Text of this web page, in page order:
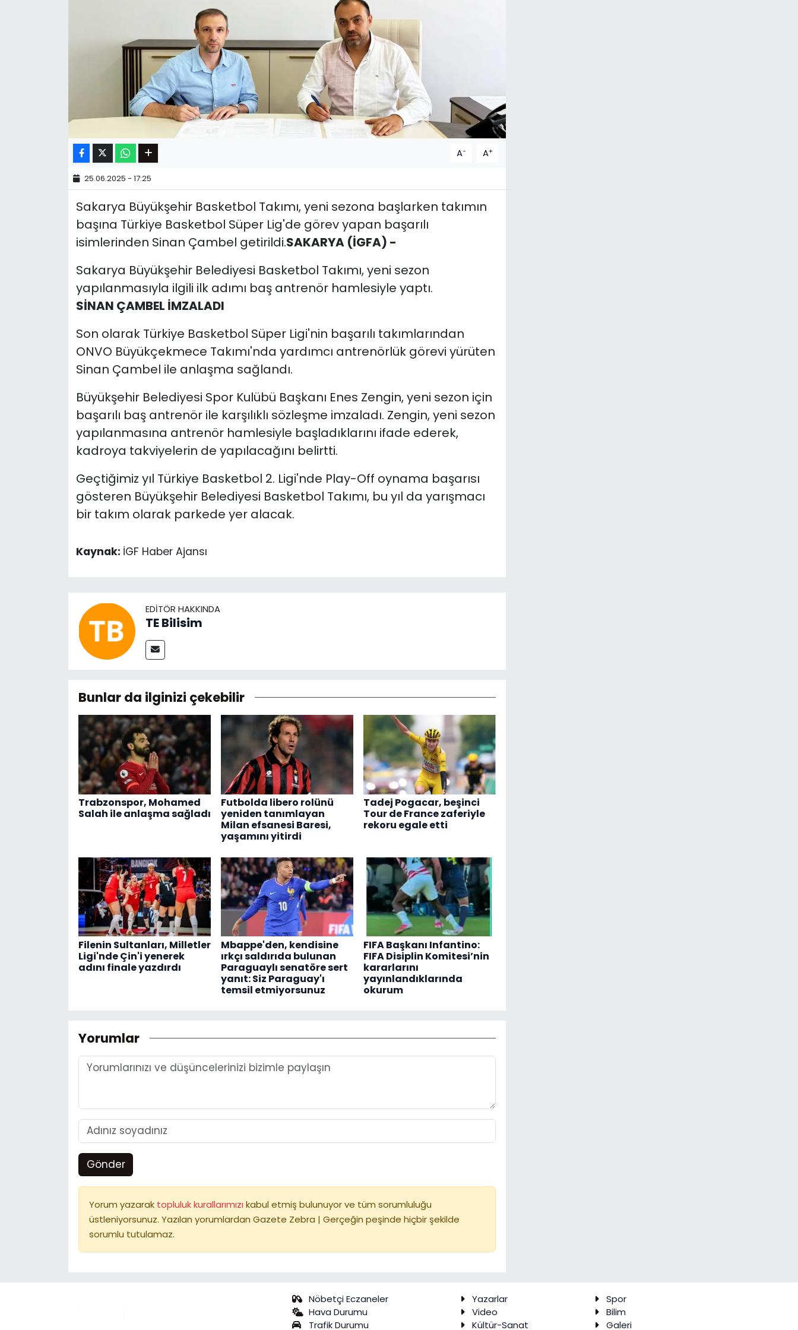
A- A+
25.06.2025 - 17:25
Sakarya Büyükşehir Basketbol Takımı, yeni sezona başlarken takımın
başına Türkiye Basketbol Süper Lig'de görev yapan başarılı
isimlerinden Sinan Çambel getirildi.SAKARYA (İGFA) -
Sakarya Büyükşehir Belediyesi Basketbol Takımı, yeni sezon
yapılanmasıyla ilgili ilk adımı baş antrenör hamlesiyle yaptı.
SİNAN ÇAMBEL İMZALADI
Son olarak Türkiye Basketbol Süper Ligi'nin başarılı takımlarından
ONVO Büyükçekmece Takımı'nda yardımcı antrenörlük görevi yürüten
Sinan Çambel ile anlaşma sağlandı.
Büyükşehir Belediyesi Spor Kulübü Başkanı Enes Zengin, yeni sezon için
başarılı baş antrenör ile karşılıklı sözleşme imzaladı. Zengin, yeni sezon
yapılanmasına antrenör hamlesiyle başladıklarını ifade ederek,
kadroya takviyelerin de yapılacağını belirtti.
Geçtiğimiz yıl Türkiye Basketbol 2. Ligi'nde Play-Off oynama başarısı
gösteren Büyükşehir Belediyesi Basketbol Takımı, bu yıl da yarışmacı
bir takım olarak parkede yer alacak.
Kaynak: İGF Haber Ajansı
EDITÖR HAKKINDA
TE Bilisim
Bunlar da ilginizi çekebilir
Trabzonspor, Mohamed
Salah ile anlaşma sağladı
Futbolda libero rolünü
yeniden tanımlayan
Milan efsanesi Baresi,
yaşamını yitirdi
Tadej Pogacar, beşinci
Tour de France zaferiyle
rekoru egale etti
Filenin Sultanları, Milletler
Ligi'nde Çin'i yenerek
adını finale yazdırdı
Mbappe'den, kendisine
ırkçı saldırıda bulunan
Paraguaylı senatöre sert
yanıt: Siz Paraguay'ı
temsil etmiyorsunuz
FIFA Başkanı Infantino:
FIFA Disiplin Komitesi’nin
kararlarını
yayınlandıklarında
okurum
Yorumlar
Gönder
Yorum yazarak topluluk kurallarımızı kabul etmiş bulunuyor ve tüm sorumluluğu
üstleniyorsunuz. Yazılan yorumlardan Gazete Zebra | Gerçeğin peşinde hiçbir şekilde
sorumlu tutulamaz.
Nöbetçi Eczaneler
Hava Durumu
Trafik Durumu
Yazarlar
Spor
Video
Bilim
Kültür-Sanat
Galeri